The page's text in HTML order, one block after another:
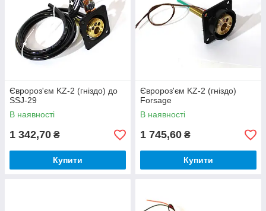
Євророз'єм KZ-2 (гніздо) до
SSJ-29
В наявності
1 342,70 ₴
Купити
Євророз'єм KZ-2 (гніздо)
Forsage
В наявності
1 745,60 ₴
Купити